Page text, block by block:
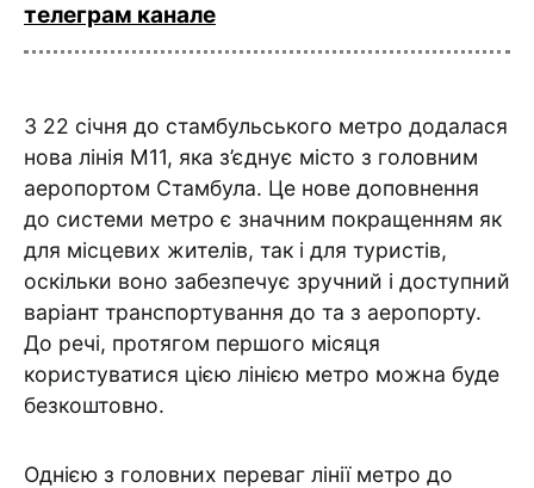
телеграм канале
З 22 січня до стамбульського метро додалася
нова лінія M11, яка з’єднує місто з головним
аеропортом Стамбула. Це нове доповнення
до системи метро є значним покращенням як
для місцевих жителів, так і для туристів,
оскільки воно забезпечує зручний і доступний
варіант транспортування до та з аеропорту.
До речі, протягом першого місяця
користуватися цією лінією метро можна буде
безкоштовно.
Однією з головних переваг лінії метро до